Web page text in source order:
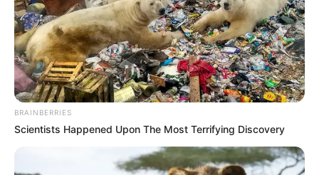
BRAINBERRIES
Scientists Happened Upon The Most Terrifying Discovery